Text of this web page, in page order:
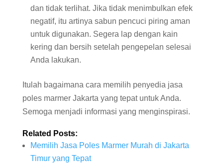
dan tidak terlihat. Jika tidak menimbulkan efek
negatif, itu artinya sabun pencuci piring aman
untuk digunakan. Segera lap dengan kain
kering dan bersih setelah pengepelan selesai
Anda lakukan.
Itulah bagaimana cara memilih penyedia jasa
poles marmer Jakarta yang tepat untuk Anda.
Semoga menjadi informasi yang menginspirasi.
Related Posts:
Memilih Jasa Poles Marmer Murah di Jakarta
Timur yang Tepat